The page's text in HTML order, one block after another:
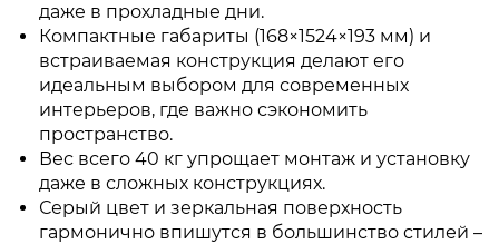
даже в прохладные дни.
Компактные габариты (168×1524×193 мм) и
встраиваемая конструкция делают его
идеальным выбором для современных
интерьеров, где важно сэкономить
пространство.
Вес всего 40 кг упрощает монтаж и установку
даже в сложных конструкциях.
Серый цвет и зеркальная поверхность
гармонично впишутся в большинство стилей –